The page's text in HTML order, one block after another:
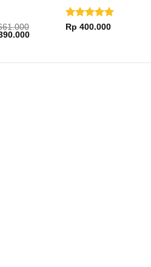
Harga
Rp 1.390.000.
Dinilai5
Rp 400.000